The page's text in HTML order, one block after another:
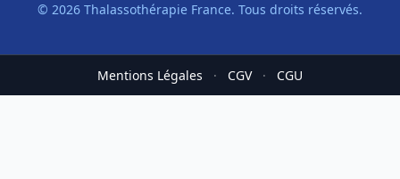
© 2026 Thalassothérapie France. Tous droits réservés.
Mentions Légales · CGV · CGU